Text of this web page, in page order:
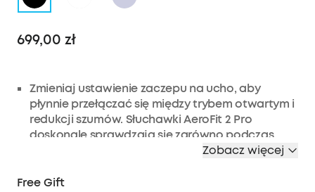
699,00 zł
Zmieniaj ustawienie zaczepu na ucho, aby
płynnie przełączać się między trybem otwartym i
redukcji szumów. Słuchawki AeroFit 2 Pro
doskonale sprawdzają się zarówno podczas
treningów, jak i dojazdów do pracy, płynnie
Ciesz się komfortem przez cały dzień dzięki
Zobacz więcej
Free Gift